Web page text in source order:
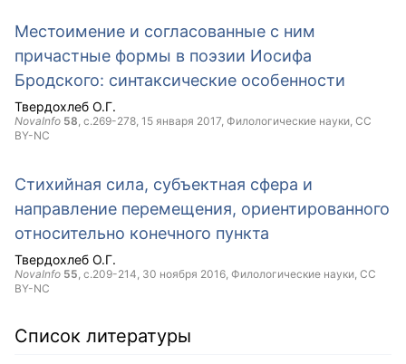
Местоимение и согласованные с ним
причастные формы в поэзии Иосифа
Бродского: синтаксические особенности
Твердохлеб О.Г.
NovaInfo 58, с.269-278, 15 января 2017, Филологические науки, CC
BY-NC
Стихийная сила, субъектная сфера и
направление перемещения, ориентированного
относительно конечного пункта
Твердохлеб О.Г.
NovaInfo 55, с.209-214, 30 ноября 2016, Филологические науки, CC
BY-NC
Список литературы